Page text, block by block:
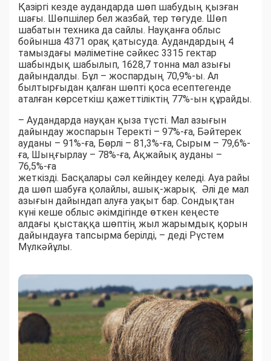
Қазіргі кезде аудандарда шөп шабудың қызған
шағы. Шөпшілер бел жазбай, тер төгуде. Шөп
шабатын техника да сайлы. Науқанға облыс
бойынша 4371 орақ қатысуда. Аудандардың 4
тамыздағы мәліметіне сәйкес 3315 гектар
шабындық шабылып, 1628,7 тонна мал азығы
дайындалды. Бұл – жоспардың 70,9%-ы. Ал
былтырғыдан қалған шөпті қоса есептегенде
аталған көрсеткіш қажеттіліктің 77%-ын құрайды.
– Аудандарда науқан қыза түсті. Мал азығын
дайындау жоспарын Теректі – 97%-ға, Бәйтерек
ауданы – 91%-ға, Бөрлі – 81,3%-ға, Сырым – 79,6%-
ға, Шыңғырлау – 78%-ға, Ақжайық ауданы –
76,5%-ға
жеткізді. Басқалары сәл кейіндеу келеді. Ауа райы
да шөп шабуға қолайлы, ашық-жарық. Әлі де мал
азығын дайындап алуға уақыт бар. Сондықтан
күні кеше облыс әкімдігінде өткен кеңесте
алдағы қыстаққа шөптің жыл жарымдық қорын
дайындауға тапсырма берілді, – деді Рүстем
Мүлкәйұлы.